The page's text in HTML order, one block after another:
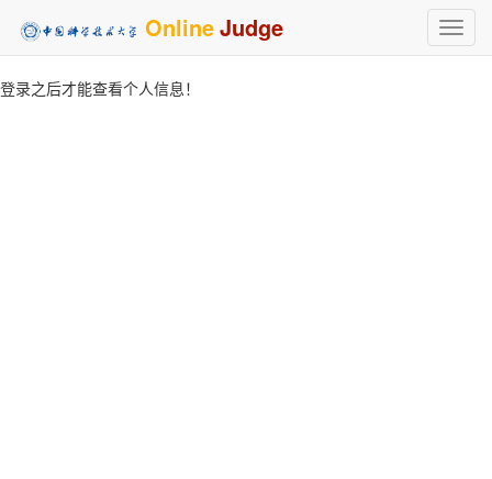
OnlineJudge
登录之后才能查看个人信息！